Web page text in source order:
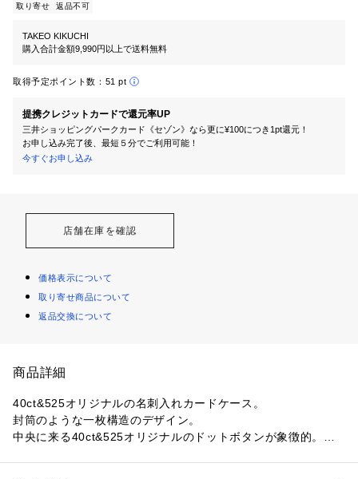
取り寄せ 返品不可
TAKEO KIKUCHI
購入合計金額9,990円以上で送料無料
取得予定ポイント数： 51 pt
提携クレジットカードで還元率UP
三井ショッピングパークカード《セゾン》なら更に¥100につき1pt還元！
お申し込み完了後、最短５分でご利用可能！
今すぐお申し込み
店舗在庫を確認
価格表示について
取り寄せ商品について
返品交換について
商品詳細
40ct&525オリジナルの名刺入れカードケース。
封筒のような一枚構造のデザイン。
中央に来る40ct&525オリジナルのドットボタンが象徴的。